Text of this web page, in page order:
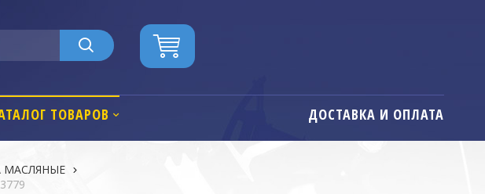
ТОВАРОВ ДОСТАВКА И ОПЛАТА